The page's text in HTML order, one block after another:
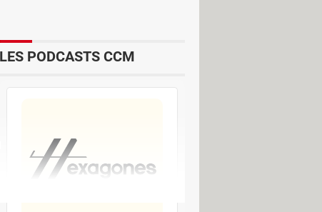
d'image
de sauvegarde pour Windows
LES PODCASTS CCM